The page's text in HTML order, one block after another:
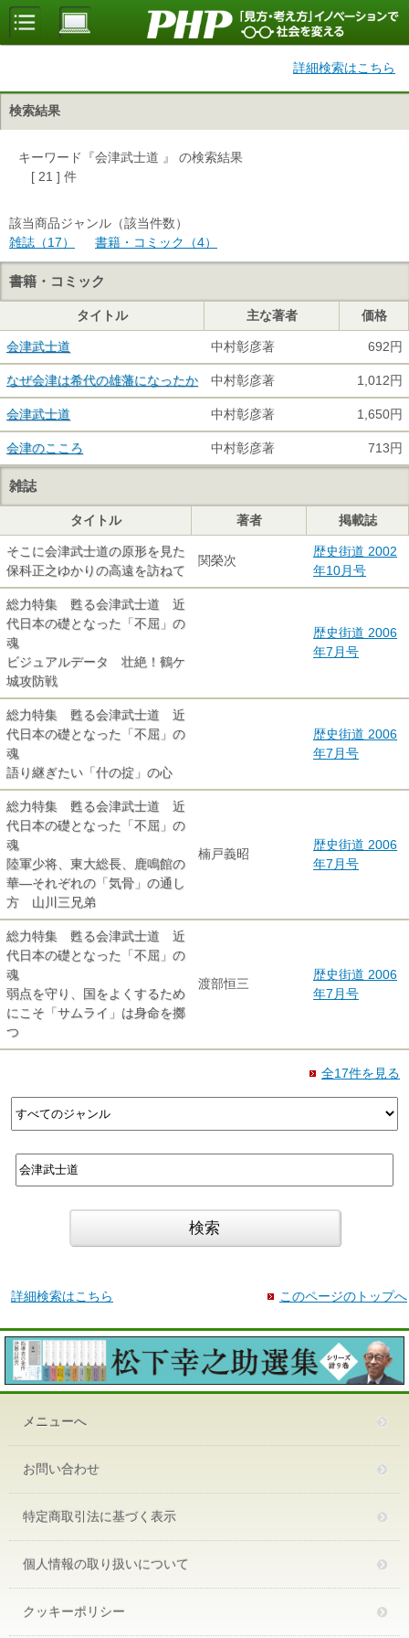
詳細検索はこちら
検索結果
キーワード『会津武士道 』 の検索結果
[ 21 ] 件
該当商品ジャンル（該当件数）
雑誌（17）
書籍・コミック（4）
書籍・コミック
タイトル 主な著者 価格
会津武士道 中村彰彦著 692円
なぜ会津は希代の雄藩になったか 中村彰彦著 1,012円
会津武士道 中村彰彦著 1,650円
会津のこころ 中村彰彦著 713円
雑誌
タイトル 著者 掲載誌
そこに会津武士道の原形を見た
保科正之ゆかりの高遠を訪ねて
関榮次
歴史街道 2002
年10月号
総力特集 甦る会津武士道 近
代日本の礎となった「不屈」の
魂
ビジュアルデータ 壮絶！鶴ケ
城攻防戦
歴史街道 2006
年7月号
総力特集 甦る会津武士道 近
代日本の礎となった「不屈」の
魂
語り継ぎたい「什の掟」の心
歴史街道 2006
年7月号
総力特集 甦る会津武士道 近
代日本の礎となった「不屈」の
魂
陸軍少将、東大総長、鹿鳴館の
華―それぞれの「気骨」の通し
方 山川三兄弟
楠戸義昭
歴史街道 2006
年7月号
総力特集 甦る会津武士道 近
代日本の礎となった「不屈」の
魂
弱点を守り、国をよくするため
にこそ「サムライ」は身命を擲
つ
渡部恒三
歴史街道 2006
年7月号
全17件を見る
詳細検索はこちら このページのトップへ
メニューへ
お問い合わせ
特定商取引法に基づく表示
個人情報の取り扱いについて
クッキーポリシー